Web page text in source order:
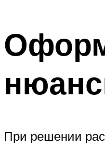
При решении